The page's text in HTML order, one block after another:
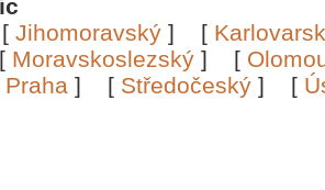
[ Jihomoravský ] [
[ Moravskoslezský ] [
Praha ] [ Středočeský ] [